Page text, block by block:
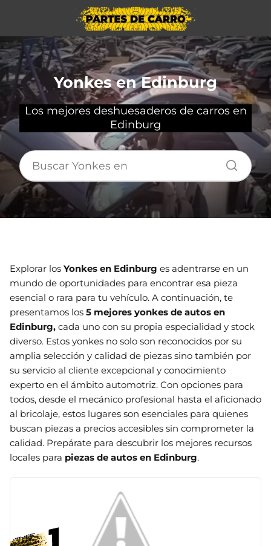
Yonkes en Edinburg
Los mejores deshuesaderos de carros en
Edinburg
Explorar los Yonkes en Edinburg es adentrarse en un
mundo de oportunidades para encontrar esa pieza
esencial o rara para tu vehículo. A continuación, te
presentamos los 5 mejores yonkes de autos en
Edinburg, cada uno con su propia especialidad y stock
diverso. Estos yonkes no solo son reconocidos por su
amplia selección y calidad de piezas sino también por
su servicio al cliente excepcional y conocimiento
experto en el ámbito automotriz. Con opciones para
todos, desde el mecánico profesional hasta el aficionado
al bricolaje, estos lugares son esenciales para quienes
buscan piezas a precios accesibles sin comprometer la
calidad. Prepárate para descubrir los mejores recursos
locales para piezas de autos en Edinburg.